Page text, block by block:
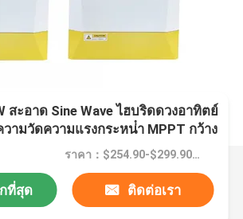
สะอาด Sine Wave ไฮบริดดวงอาทิตย์
ามวัดความแรงกระหน่ํา MPPT กว้าง
ราคา：$254.90-$299.90/Piece
ที่สุด ติดต่อเรา